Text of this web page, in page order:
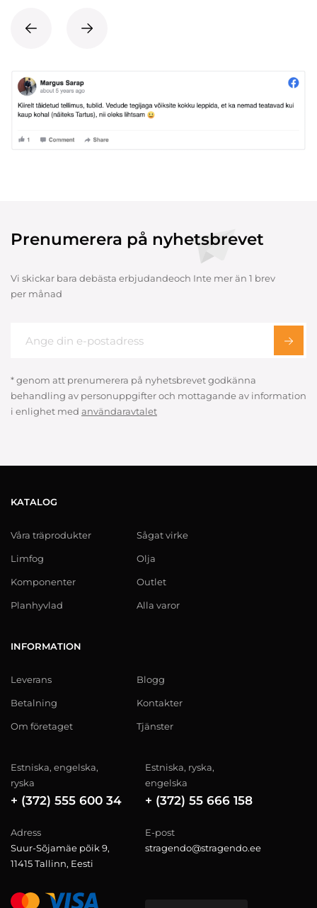
Prenumerera på nyhetsbrevet
Vi skickar bara debästa erbjudandeoch Inte mer än 1 brev
per månad
* genom att prenumerera på nyhetsbrevet godkänna
behandling av personuppgifter och mottagande av information
i enlighet med användaravtalet
KATALOG
Våra träprodukter
Limfog
Komponenter
Planhyvlad
Sågat virke
Olja
Outlet
Alla varor
INFORMATION
Leverans
Betalning
Om företaget
Blogg
Kontakter
Tjänster
Estniska, engelska,
ryska
+ (372) 555 600 34
Estniska, ryska,
engelska
+ (372) 55 666 158
Adress
Suur-Sõjamäe põik 9,
11415 Tallinn, Eesti
E-post
stragendo@stragendo.ee